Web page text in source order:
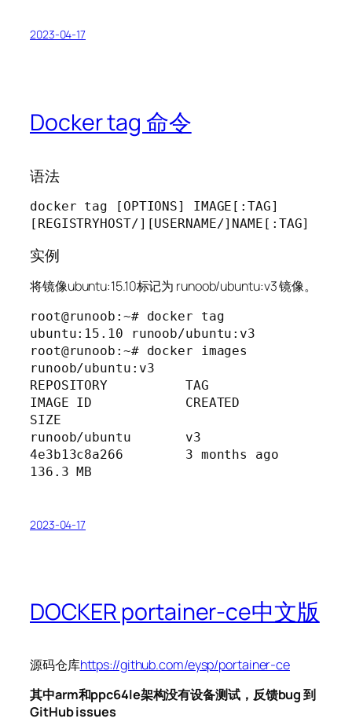
2023-04-17
Docker tag 命令
语法
docker tag [OPTIONS] IMAGE[:TAG]
[REGISTRYHOST/][USERNAME/]NAME[:TAG]
实例
将镜像ubuntu:15.10标记为 runoob/ubuntu:v3 镜像。
root@runoob:~# docker tag
ubuntu:15.10 runoob/ubuntu:v3
root@runoob:~# docker images
runoob/ubuntu:v3
REPOSITORY          TAG
IMAGE ID            CREATED
SIZE
runoob/ubuntu       v3
4e3b13c8a266        3 months ago
136.3 MB
2023-04-17
DOCKER portainer-ce中文版
源码仓库https://github.com/eysp/portainer-ce
其中arm和ppc64le架构没有设备测试，反馈bug 到
GitHub issues